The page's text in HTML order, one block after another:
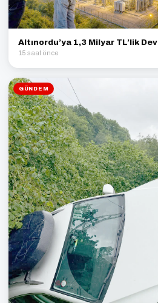
Altınordu’ya 1,3 Milyar TL’lik Dev
15 saat önce
GÜNDEM